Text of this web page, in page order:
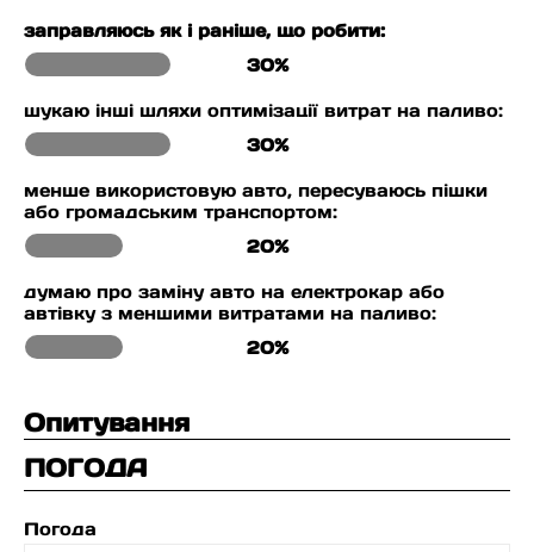
заправляюсь як і раніше, що робити:
30%
шукаю інші шляхи оптимізації витрат на паливо:
30%
менше використовую авто, пересуваюсь пішки
або громадським транспортом:
20%
думаю про заміну авто на електрокар або
автівку з меншими витратами на паливо:
20%
Опитування
ПОГОДА
Погода